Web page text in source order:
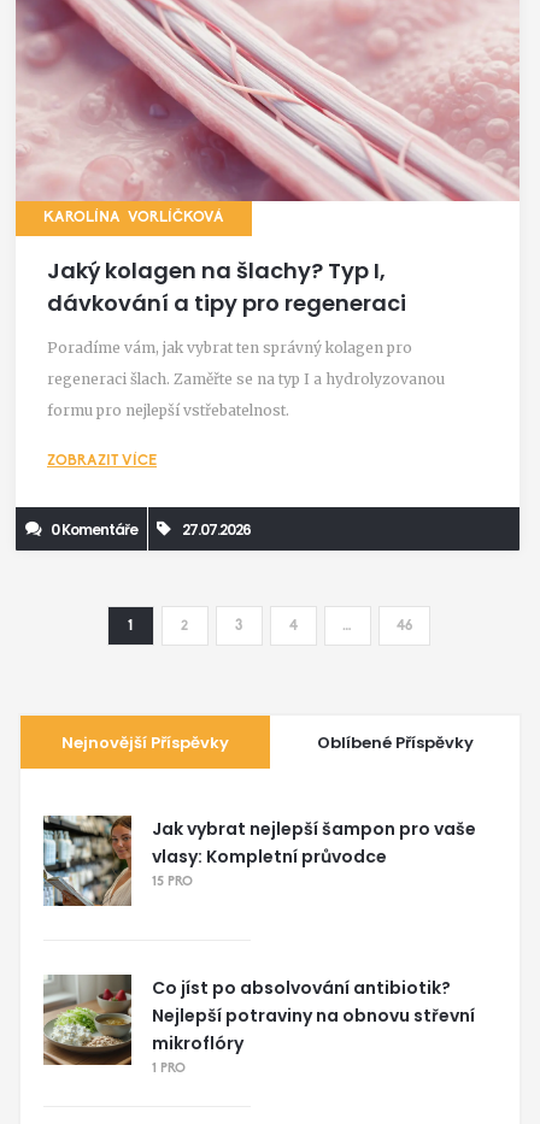
KAROLÍNA VORLÍČKOVÁ
Jaký kolagen na šlachy? Typ I,
dávkování a tipy pro regeneraci
Poradíme vám, jak vybrat ten správný kolagen pro
regeneraci šlach. Zaměřte se na typ I a hydrolyzovanou
formu pro nejlepší vstřebatelnost.
ZOBRAZIT VÍCE
0 Komentáře 27.07.2026
1 2 3 4 … 46
Nejnovější Příspěvky Oblíbené Příspěvky
Jak vybrat nejlepší šampon pro vaše
vlasy: Kompletní průvodce
15 PRO
Co jíst po absolvování antibiotik?
Nejlepší potraviny na obnovu střevní
mikroflóry
1 PRO